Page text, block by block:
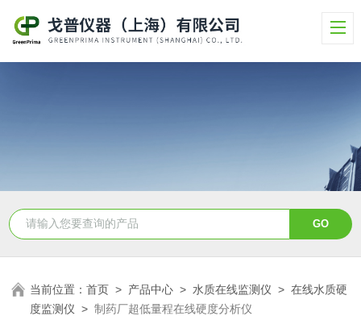
当前位置：首页 > 产品中心 > 水质在线监测仪 >在线水质硬
度监测仪 >制药厂超低量程在线硬度分析仪